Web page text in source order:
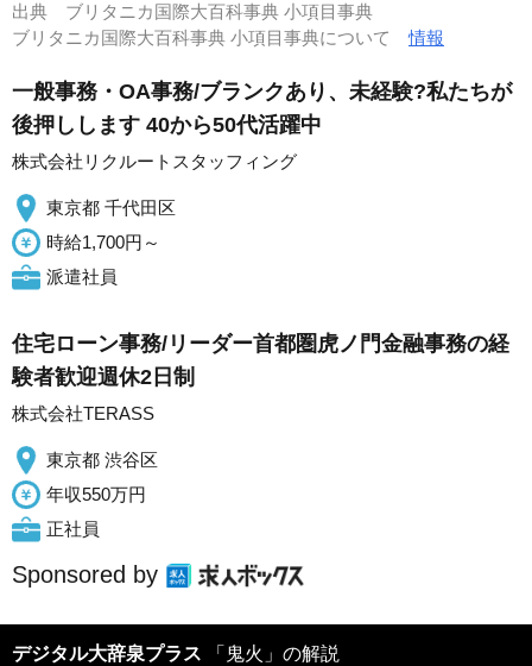
出典 ブリタニカ国際大百科事典 小項目事典
ブリタニカ国際大百科事典 小項目事典について情報
一般事務・OA事務/ブランクあり、未経験?私たちが
後押しします 40から50代活躍中
株式会社リクルートスタッフィング
東京都 千代田区
時給1,700円～
派遣社員
住宅ローン事務/リーダー首都圏虎ノ門金融事務の経
験者歓迎週休2日制
株式会社TERASS
東京都 渋谷区
年収550万円
正社員
Sponsored by
デジタル大辞泉プラス 「鬼火」の解説